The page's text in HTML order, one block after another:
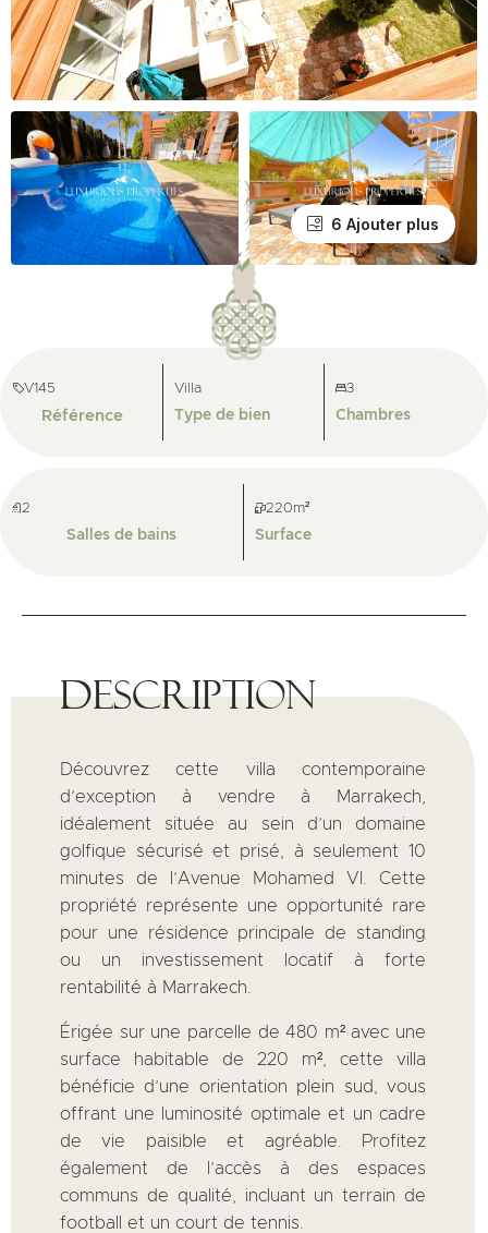
6 Ajouter plus
V145
Référence
Villa
Type de bien
3
Chambres
2
Salles de bains
220m²
Surface
Description
Découvrez cette villa contemporaine
d’exception à vendre à Marrakech,
idéalement située au sein d’un domaine
golfique sécurisé et prisé, à seulement 10
minutes de l’Avenue Mohamed VI. Cette
propriété représente une opportunité rare
pour une résidence principale de standing
ou un investissement locatif à forte
rentabilité à Marrakech.
Érigée sur une parcelle de 480 m² avec une
surface habitable de 220 m², cette villa
bénéficie d’une orientation plein sud, vous
offrant une luminosité optimale et un cadre
de vie paisible et agréable. Profitez
également de l’accès à des espaces
communs de qualité, incluant un terrain de
football et un court de tennis.